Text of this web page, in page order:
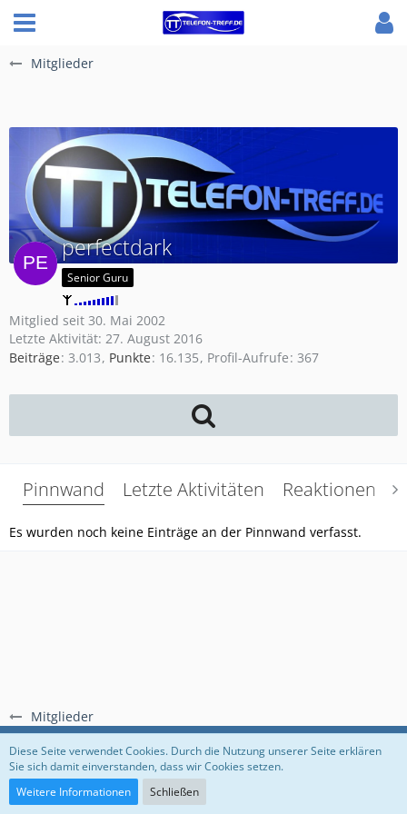
Mitglieder
Mitglieder
perfectdark
Senior Guru
Mitglied seit 30. Mai 2002
Letzte Aktivität: 27. August 2016
Beiträge 3.013 Punkte 16.135 Profil-Aufrufe 367
Pinnwand Letzte Aktivitäten Reaktionen
Es wurden noch keine Einträge an der Pinnwand verfasst.
Regeln Datenschutzerklärung Impressum
Community-Software:
Diese Seite verwendet Cookies. Durch die Nutzung unserer Seite erklären
Sie sich damit einverstanden, dass wir Cookies setzen.
Weitere Informationen
Schließen